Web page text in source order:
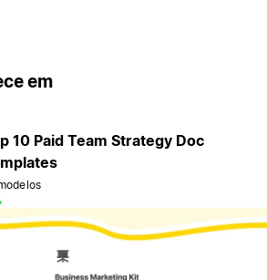
em
10 Paid Team Strategy Doc